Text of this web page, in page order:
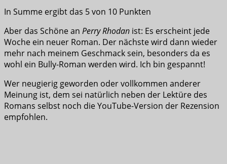
In Summe ergibt das 5 von 10 Punkten
Aber das Schöne an Perry Rhodan ist: Es erscheint jede
Woche ein neuer Roman. Der nächste wird dann wieder
mehr nach meinem Geschmack sein, besonders da es
wohl ein Bully-Roman werden wird. Ich bin gespannt!
Wer neugierig geworden oder vollkommen anderer
Meinung ist, dem sei natürlich neben der Lektüre des
Romans selbst noch die YouTube-Version der Rezension
empfohlen.